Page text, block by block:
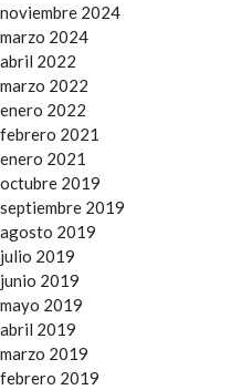
noviembre 2024
marzo 2024
abril 2022
marzo 2022
enero 2022
febrero 2021
enero 2021
octubre 2019
septiembre 2019
agosto 2019
julio 2019
junio 2019
mayo 2019
abril 2019
marzo 2019
febrero 2019